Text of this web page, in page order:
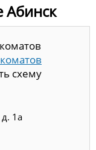
Абинск
схему
1а